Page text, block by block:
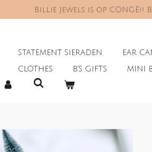
Billie Jewels is op
STATEMENT SIERADEN EAR
CLOTHES B'S GIFTS MINI